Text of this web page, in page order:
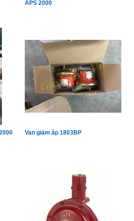
APS 2000
Van giảm áp 1803BP